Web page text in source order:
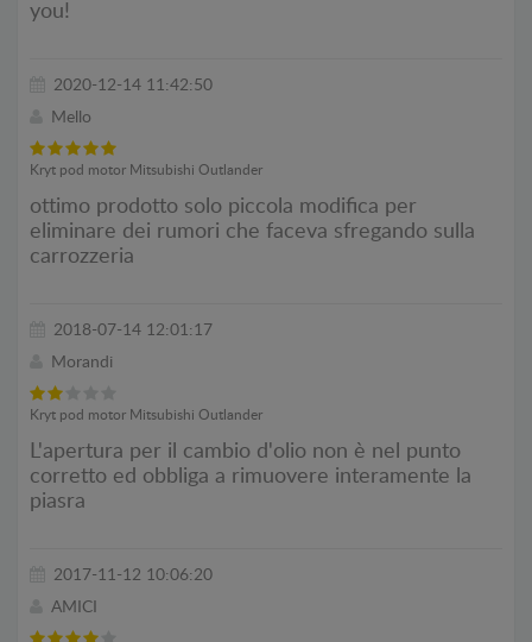
you!
2020-12-14 11:42:50
Mello
Kryt pod motor Mitsubishi Outlander
ottimo prodotto solo piccola modifica per
eliminare dei rumori che faceva sfregando sulla
carrozzeria
2018-07-14 12:01:17
Morandi
Kryt pod motor Mitsubishi Outlander
L'apertura per il cambio d'olio non è nel punto
corretto ed obbliga a rimuovere interamente la
piasra
2017-11-12 10:06:20
AMICI